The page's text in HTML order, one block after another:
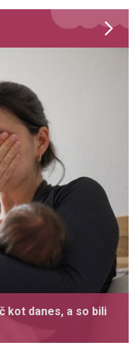
kot danes, a so bili